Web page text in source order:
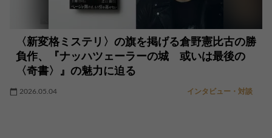
〈新変格ミステリ〉の旗を掲げる倉野憲比古の勝
負作、『ナッハツェーラーの城 或いは最後の
〈奇書〉』の魅力に迫る
2026.05.04 インタビュー・対談